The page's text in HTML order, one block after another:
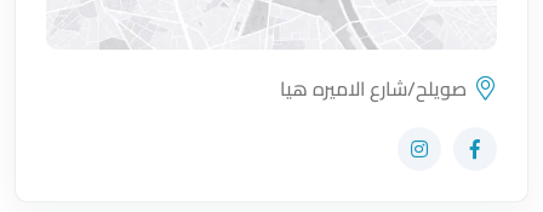
صويلح/شارع الاميره هيا
زيارة حساب المتجر على Facebook-f
زيارة حساب المتجر على Instagram